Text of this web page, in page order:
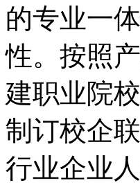
的专业一
性。按照
建职业院
制订校企
行业企业